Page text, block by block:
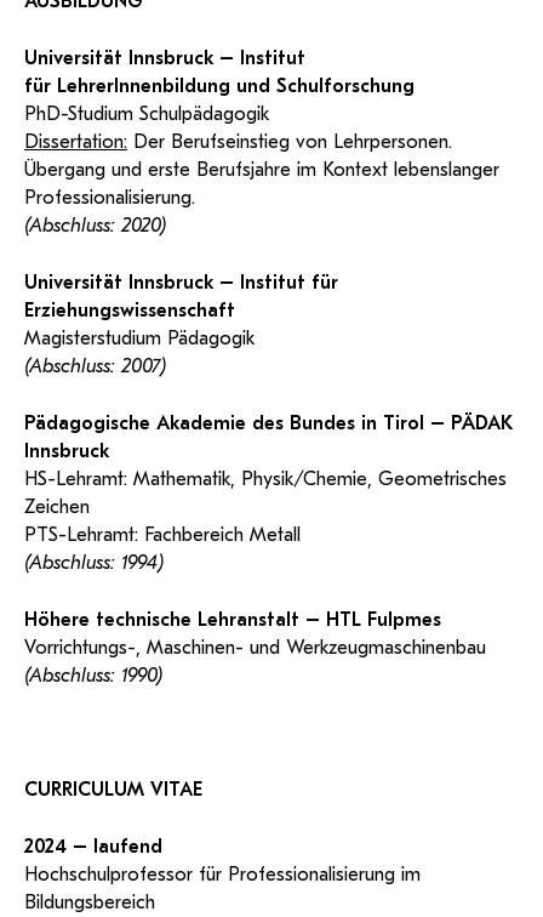
Universität Innsbruck – Institut
für LehrerInnenbildung und Schulforschung
PhD-Studium Schulpädagogik
Dissertation: Der Berufseinstieg von Lehrpersonen.
Übergang und erste Berufsjahre im Kontext lebenslanger
Professionalisierung.
(Abschluss: 2020)
Universität Innsbruck – Institut für
Erziehungswissenschaft
Magisterstudium Pädagogik
(Abschluss: 2007)
Pädagogische Akademie des Bundes in Tirol – PÄDAK
Innsbruck
HS-Lehramt: Mathematik, Physik/Chemie, Geometrisches
Zeichen
PTS-Lehramt: Fachbereich Metall
(Abschluss: 1994)
Höhere technische Lehranstalt – HTL Fulpmes
Vorrichtungs-, Maschinen- und Werkzeugmaschinenbau
(Abschluss: 1990)
CURRICULUM VITAE
2024 – laufend
Hochschulprofessor für Professionalisierung im
Bildungsbereich
öffentlich-rechtlicher Qualität.
Antragsformular Konto
BA/MA Anträge, Forschungsanträge, Formulare,…
Support-Webadmin
Hilfe & Support
Bitte kontaktieren Sie unsere Mitarbeiter:innen nicht über die
persönliche Mailadresse, sondern über den oben
angegebenen Hilfebutton.
Service
Ideen und Verbesserungen Campus
Login Webredaktion